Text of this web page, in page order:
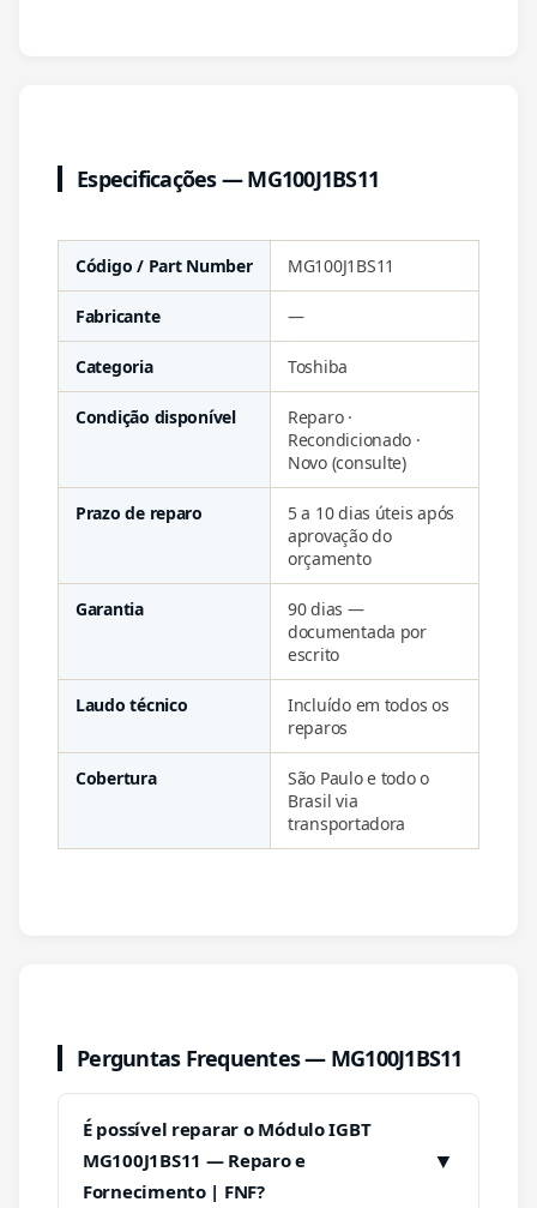
Especificações — MG100J1BS11
Código / Part Number MG100J1BS11
Fabricante —
Categoria Toshiba
Condição disponível
Reparo ·
Recondicionado ·
Novo (consulte)
Prazo de reparo
5 a 10 dias úteis após
aprovação do
orçamento
Garantia
90 dias —
documentada por
escrito
Laudo técnico
Incluído em todos os
reparos
Cobertura
São Paulo e todo o
Brasil via
transportadora
Perguntas Frequentes — MG100J1BS11
É possível reparar o Módulo IGBT
MG100J1BS11 — Reparo e
Fornecimento | FNF?
▼